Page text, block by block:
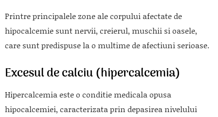
Printre principalele zone ale corpului afectate de
hipocalcemie sunt nervii, creierul, muschii si oasele,
care sunt predispuse la o multime de afectiuni serioase.
Excesul de calciu (hipercalcemia)
Hipercalcemia este o conditie medicala opusa
hipocalcemiei, caracterizata prin depasirea nivelului